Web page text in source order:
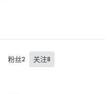
粉丝2 关注8